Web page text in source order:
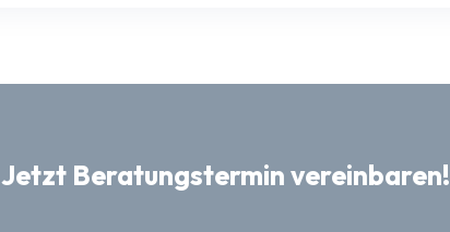
Jetzt Beratungstermin vereinbaren!